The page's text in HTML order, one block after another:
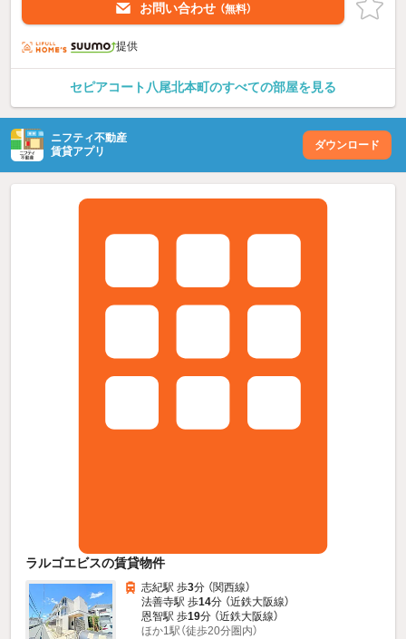
お問い合わせ （無料）
提供
セピアコート八尾北本町のすべての部屋を見る
ニフティ不動産
賃貸アプリ
ダウンロード
ラルゴエビスの賃貸物件
志紀駅 歩3分 （関西線）
法善寺駅 歩14分 （近鉄大阪線）
恩智駅 歩19分 （近鉄大阪線）
ほか1駅（徒歩20分圏内）